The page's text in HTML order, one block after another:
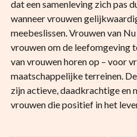
dat een samenleving zich pas
wanneer vrouwen
meebeslissen. Vrouwen van
vrouwen om de leefomgeving
van vrouwen horen op – voor
maatschappelijke terreinen.
zijn actieve, daadkrachtige
vrouwen die positief in het